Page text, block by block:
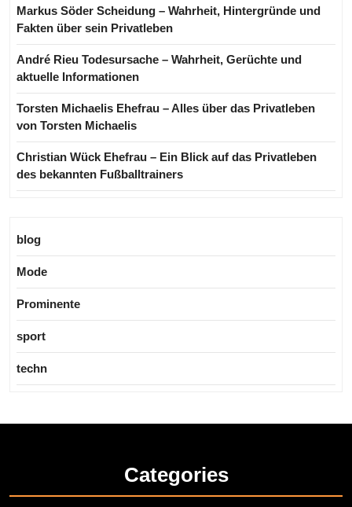
Markus Söder Scheidung – Wahrheit, Hintergründe und
Fakten über sein Privatleben
André Rieu Todesursache – Wahrheit, Gerüchte und
aktuelle Informationen
Torsten Michaelis Ehefrau – Alles über das Privatleben
von Torsten Michaelis
Christian Wück Ehefrau – Ein Blick auf das Privatleben
des bekannten Fußballtrainers
blog
Mode
Prominente
sport
techn
Categories